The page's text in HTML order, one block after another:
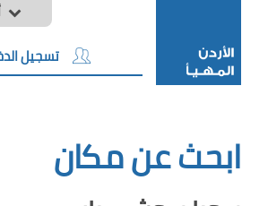
تسجيل
ابحث عن مكان